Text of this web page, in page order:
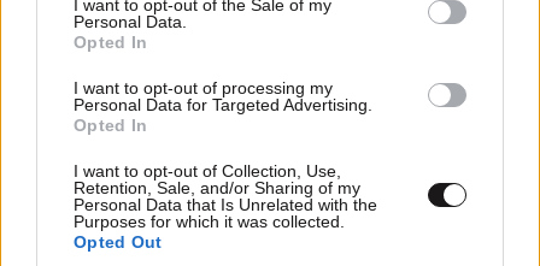
I want to opt-out of the Sale of my
Personal Data.
Opted In
I want to opt-out of processing my
Personal Data for Targeted Advertising.
Opted In
I want to opt-out of Collection, Use,
Retention, Sale, and/or Sharing of my
Personal Data that Is Unrelated with the
Purposes for which it was collected.
Opted Out